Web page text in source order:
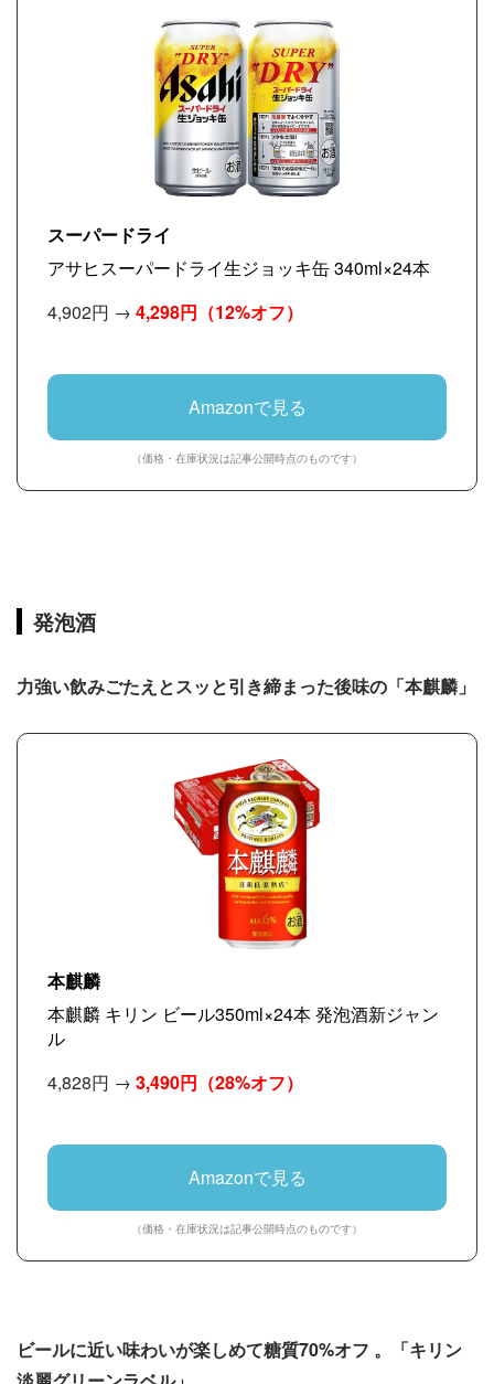
スーパードライ
アサヒスーパードライ生ジョッキ缶 340ml×24本
4,902円 → 4,298円 （12%オフ）
Amazonで見る
（価格・在庫状況は記事公開時点のものです）
発泡酒
力強い飲みごたえとスッと引き締まった後味の「本麒麟」
本麒麟
本麒麟 キリン ビール350ml×24本 発泡酒新ジャン
ル
4,828円 → 3,490円 （28%オフ）
Amazonで見る
（価格・在庫状況は記事公開時点のものです）
ビールに近い味わいが楽しめて糖質70%オフ 。「キリン